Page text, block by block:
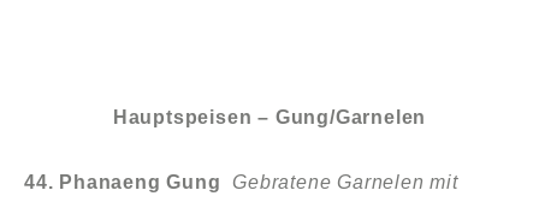
Hauptspeisen – Gung/Garnelen
44. Phanaeng Gung
Gebratene Garnelen mit